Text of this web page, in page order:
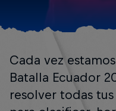
Cada vez
Batalla Ecuador
resolver todas